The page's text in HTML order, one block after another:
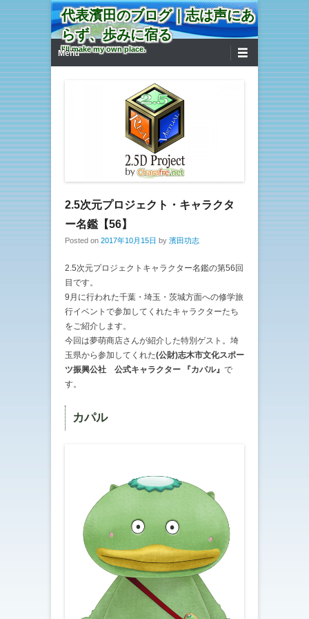
代表濱田のブログ｜志は声にあ
らず、歩みに宿る
I'll make my own place.
第1メニュー
コンテンツへ移動
Menu
2.5次元プロジェクト・キャラクタ
ー名鑑【56】
Posted on 2017年10月15日 by 濱田功志
2.5次元プロジェクトキャラクター名鑑の第56回
目です。
9月に行われた千葉・埼玉・茨城方面への修学旅
行イベントで参加してくれたキャラクターたち
をご紹介します。
今回は夢萌商店さんが紹介した特別ゲスト。埼
玉県から参加してくれた(公財)志木市文化スポー
ツ振興公社 公式キャラクター 『カパル』 で
す。
カパル